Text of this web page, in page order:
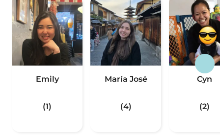
Emily
(1)
María José
(4)
Cyn
(2)